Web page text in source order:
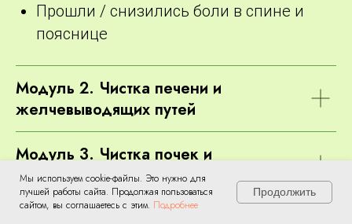
Прошли / снизились боли в спине и
пояснице
Модуль 2. Чистка печени и
желчевыводящих путей
Модуль 3. Чистка почек и
мочевыводящей системы
Мы используем cookie-файлы. Это нужно для
лучшей работы сайта. Продолжая пользоваться
сайтом, вы соглашаетесь с этим. Подробнее
Продолжить